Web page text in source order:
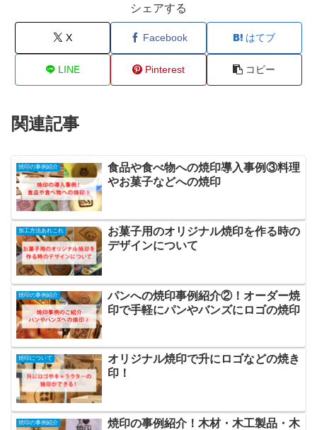
シェアする
X Facebook はてブ
LINE Pinterest コピー
関連記事
焼印の事例紹介
食品や食べ物への焼印導入事例③料理
やお菓子などへの焼印
加工方法あれこれ
お菓子用のオリジナル焼印を作る時の
デザインについて
焼印の事例紹介
パンへの焼印事例紹介②！オーダー焼
印で手軽にパンやバンズにロゴの焼印
焼印について
オリジナル焼印で升にロゴなどの焼き
印！
焼印の事例紹介
焼印の事例紹介！木材・木工製品・木